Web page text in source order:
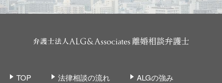
TOP 法律相談の流れ
ALGの強み